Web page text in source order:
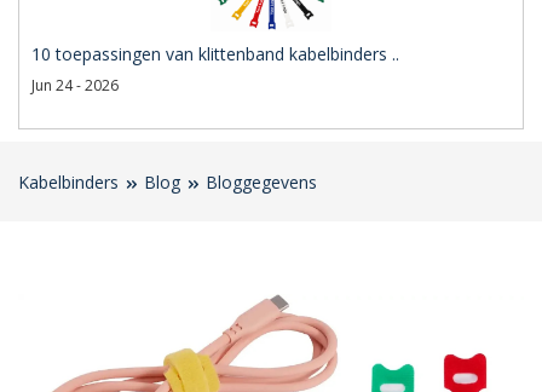
10 toepassingen van klittenband kabelbinders ..
Jun 24 - 2026
Kabelbinders Blog Bloggegevens